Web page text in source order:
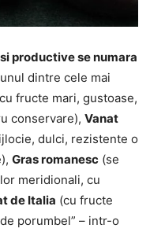
productive se numara
dintre cele mai
fructe mari, gustoase,
conservare), Vanat
dulci, rezistente o
Gras romanesc (se
meridionali, cu
de Italia (cu fructe
porumbel” – intr-o